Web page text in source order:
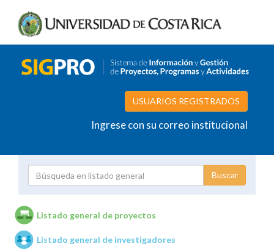
USUARIOS REGISTRADOS
Ingrese con su correo institucional
Unidades de investigación
Listado general de proyectos
Listado general de investigadores